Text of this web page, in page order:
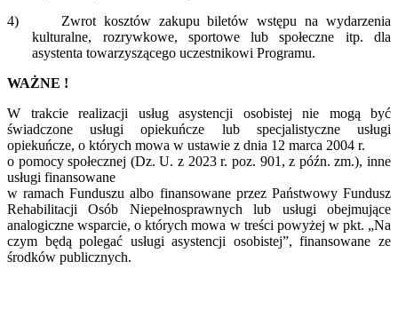
4)
Zwrot kosztów zakupu biletów wstępu na wydarzenia
kulturalne, rozrywkowe, sportowe lub społeczne itp. dla
asystenta towarzyszącego uczestnikowi Programu.
WAŻNE !
W trakcie realizacji usług asystencji osobistej nie mogą być
świadczone usługi opiekuńcze lub specjalistyczne usługi
opiekuńcze, o których mowa w ustawie z dnia 12 marca 2004 r.
o pomocy społecznej (Dz. U. z 2023 r. poz. 901, z późn. zm.), inne
usługi finansowane
w ramach Funduszu albo finansowane przez Państwowy Fundusz
Rehabilitacji Osób Niepełnosprawnych lub usługi obejmujące
analogiczne wsparcie, o których mowa w treści powyżej w pkt. „Na
czym będą polegać usługi asystencji osobistej”, finansowane ze
środków publicznych.